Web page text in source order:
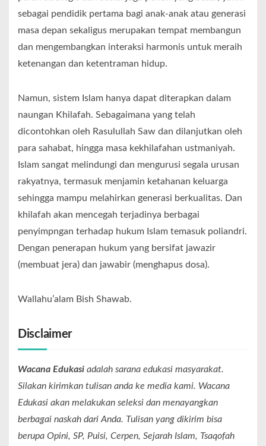
sebagai pendidik pertama bagi anak-anak atau generasi
masa depan sekaligus merupakan tempat membangun
dan mengembangkan interaksi harmonis untuk meraih
ketenangan dan ketentraman hidup.
Namun, sistem Islam hanya dapat diterapkan dalam
naungan Khilafah. Sebagaimana yang telah
dicontohkan oleh Rasulullah Saw dan dilanjutkan oleh
para sahabat, hingga masa kekhilafahan ustmaniyah.
Islam sangat melindungi dan mengurusi segala urusan
rakyatnya, termasuk menjamin ketahanan keluarga
sehingga mampu melahirkan generasi berkualitas. Dan
khilafah akan mencegah terjadinya berbagai
penyimpngan terhadap hukum Islam temasuk poliandri.
Dengan penerapan hukum yang bersifat jawazir
(membuat jera) dan jawabir (menghapus dosa).
Wallahu’alam Bish Shawab.
Disclaimer
Wacana Edukasi adalah sarana edukasi masyarakat.
Silakan kirimkan tulisan anda ke media kami. Wacana
Edukasi akan melakukan seleksi dan menayangkan
berbagai naskah dari Anda. Tulisan yang dikirim bisa
berupa Opini, SP, Puisi, Cerpen, Sejarah Islam, Tsaqofah